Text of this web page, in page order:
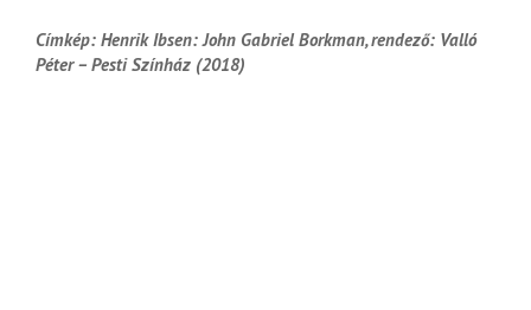
Címkép: Henrik Ibsen: John Gabriel Borkman, rendező: Valló
Péter – Pesti Színház (2018)